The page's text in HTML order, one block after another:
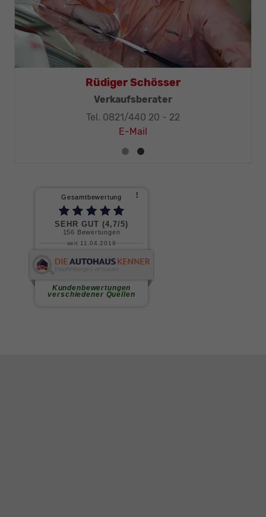
Rüdiger Schösser
Verkaufsberater
Tel. 0821/440 20 - 22
E-Mail